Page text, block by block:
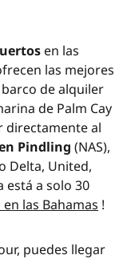
en las
las mejores
de alquiler
de Palm Cay
directamente al
Pindling (NAS),
Delta, United,
está a solo 30
las Bahamas !
puedes llegar